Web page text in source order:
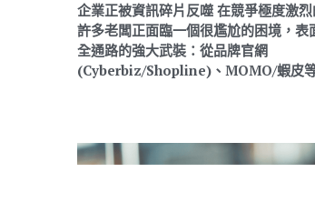
企業正被資訊碎片反噬 在競爭極度激烈
許多老闆正面臨一個很尷尬的困境，表
全通路的強大武裝：從品牌官網
(Cyberbiz/Shopline)、MOMO/蝦皮